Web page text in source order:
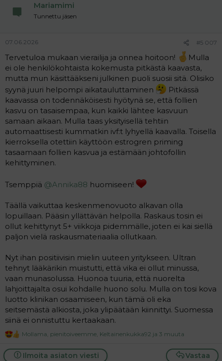
Mariamimi
Tunnettu jäsen
07.06.2026 #5 007
Tervetuloa mukaan vierailija ja onnea hoitoon!
Mulla
ei ole henkilökohtaista kokemusta pitkästä kaavasta,
mutta mun käsittääkseni julkinen puoli suosii sitä. Olisiko
syynä juuri helpompi aikatauluttaminen
Pitkässä
kaavassa on todennäköisesti hyötynä se, että follien
kasvu on tasaisempaa, kun kaikki lähtee kasvuun
samaan aikaan. Mulla taas yksityisellä tehtiin
automaattisesti kummatkin ivf:t lyhyellä kaavalla. Toisella
kierroksella otettiin käyttöön estrogren priming
tasaamaan follien kasvua ja estämään johtofollin
kehittyminen.
Tsemppiä @Annika88 huomiseen!
Täällä vaikuttaa keskenmenovuoto alkavan olla
lopuillaan. Pääsin yllättävän helpolla. Raskaus tosin ei
ollut kehittynyt 5+ viikkoja pidemmälle, joten ei kai siellä
paljon vielä raskausmateriaalia ollutkaan.
Nyt ihan positiivisin mielin uuteen yritykseen. Ultran
tehnyt lääkärikin muistutti, että vika ei ollut minussa,
vaan munasolussa. Huonoa tuuria, että nuorelta
lahjoittajalta osui kohdalle huono solu. Mulla on tosi kova
luotto klinikan osaamiseen, kun tämä oli eka
seitsemästä alkiosta, joka ylipäätään kiinnittyi. Suomessa
siinä ei onnistuttu kertaakaan.
R
a
Mollama pienitoiveemme Keltainenkukka92 ja 3 muuta
Vastaa
Ilmoita asiaton viesti